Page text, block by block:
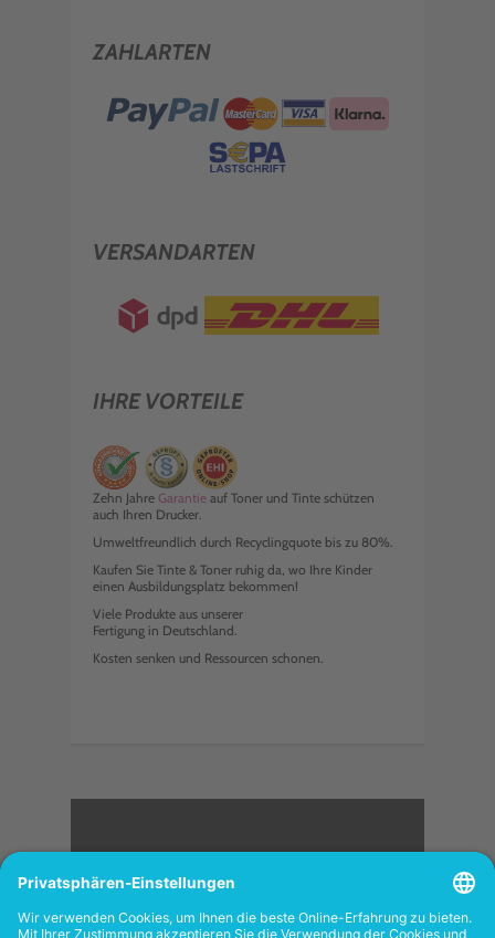
ZAHLARTEN
VERSANDARTEN
IHRE VORTEILE
Zehn Jahre Garantie auf Toner und Tinte schützen
auch Ihren Drucker.
Umweltfreundlich durch Recyclingquote bis zu 80%.
Kaufen Sie Tinte & Toner ruhig da, wo Ihre Kinder
einen Ausbildungsplatz bekommen!
Viele Produkte aus unserer
Fertigung in Deutschland.
Kosten senken und Ressourcen schonen.
<